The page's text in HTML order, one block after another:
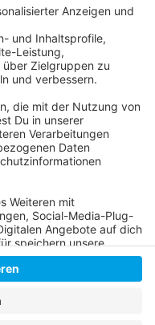
können
- Antenne